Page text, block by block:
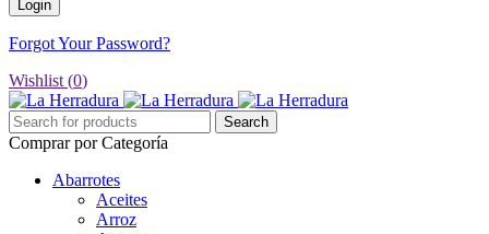
Forgot Your Password?
Wishlist (0)
Comprar por Categoría
Abarrotes
Aceites
Arroz